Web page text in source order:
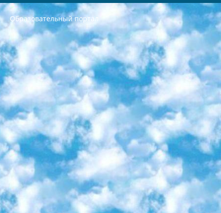
Образовательный портал
РЕСПУБЛИКА УЗБЕКИСТАН МИНИСТРЕРСТВО ДОШКОЛЬНОГО И ШКОЛЬНОГО ОБРАЗОВАНИЯ КОМАНДА в общеобразовательных учреждениях в 2023-2024 учебном году организация и проведение итоговой государственной аттестации обучающихся о Министра дошкольного и школьного образования Республики Узбекистан от 4 марта 2008 года (постановлением Минюста от 20 марта 2008 года № 1778 государственной регистрации) «Итоговое состояние учащихся общего среднего образования на основании положения об утверждении положения об аттестации общего среднего образования выпускной экзамен студентов в образовательных учреждениях в 2023-2024 учебном году В целях организации и прохождения аттестации приказываю: 1. Следующее: перечень предметов, по которым будет проводиться итоговая государственная аттестация и экзамен формы перевода согласно приложению 1; сертификаты международного образца, оценивающие уровень владения иностранными языками перечень согласно приложению 2; 2. Педагогический при специализированных образовательных учреждениях. научно-практический центр квалификации и международной оценки (Д.Давидова) 2024 г. До 25 марта: задания по предметам, по которым будет проводиться итоговая аттестация разработка и утверждение технических условий; итоговая аттестация на основании разработанного предметного задания разработка вопросов по предметам (устно и письменно), экзамен передача; общеобразовательные средние школы и специальные учебные заведения учащиеся выпускных классов школ и интернатов в агентской системе подготовка базы данных экзаменационных материалов и критериев оценки; перевод базы экзаменационных материалов на все языки обучения подать в Республиканский образовательный центр для изготовления; варианты экзаменов на основе разработанных контрольных материалов пусть будут поставлены задачи формирования. 3. Республиканский образовательный центр (Ш.Худайкулов) до 5 апреля 2024 года. до: база данных предоставленных экзаменационных материалов на все языки обучения перевод и экспертиза; для слепых, слабовидящих, глухих, слабослышащих и умственно отсталых детей учащиеся выпускных классов специализированных школ и школ-интернатов база данных экзаменационных материалов на всех преподаваемых языках подготовка критериев оценки; специализированные школы для умственно отсталых детей и технологии для учащихся выпускных классов школ-интернатов разработка соответствующих рекомендаций и критериев проведения ЕГЭ по естествознанию давать задания. 4. Педагогический при специализированных образовательных учреждениях. Научно-практический центр навыков и международной оценки (Д.Давидова), Республика образовательный центр (Худайкулов Ш.) итоговый государственный аттестационный экзамен ориентирован на творческое и логическое мышление при подготовке базы материалов учитывать введение заданий. 5. Следует отметить, что: сертификат государственного образца о знании общеобразовательного предмета и как минимум национальный уровень B1 по предметам на иностранных языках, указанным в Приложении 2. или международно признанный сертификат эквивалентного уровня студенты, изучающие определенный предмет, освобождаются от экзамена; по соответствующим предметам запланирована итоговая государственная аттестация за день до дня, путем жеребьевки Рабочей группой (в письменной форме по предметам, проводимым в форме) из числа сформированных вариантов выбрано 2 варианта; 2 выбранных варианта экзамена анонсированы на официальном сайте министерства и все выпускники по всей стране на основе этих вариантов проводит итоговую государственную аттестацию. 6. Государственное образование учащихся средних общеобразовательных учреждений. знания в соответствии с квалификационными требованиями, которые необходимо приобрести на основании стандартов итоговый (выпускной) контроль для 9 и 11 классов в целях тестирования Экзамены (далее – экзамены) состоят из предметов, перечисленных в приложении 1. будет сделано. 7. Экзамены пройдут с 26 мая по 15 июня 2024 г. (кроме науки физического воспитания). 8. Физическая для учащихся 9 классов общесредних образовательных учреждений. Экзамены по предмету «Образование, квалификация медицина» 1-6 мая 2024 года. сотрудники перевести под присмотр (с отклонениями в физическом или умственном развитии) специализированная школа для детей, школы-интернаты и со сколиозом школы-интернаты санаторного типа для больных детей исключены). 9. Он был слепым, слабовидящим и имел нарушения опорно-двигательного аппарата. экзамены в специализированных школах и интернатах для детей должны проводиться исходя из требований, предъявляемых к общеобразовательным учреждениям (физкультура кроме науки). 10. Специализированная школа для глухих и слабослышащих детей. и экзамены в интернатах и быть реализован в виде письменного теста по математике. 11. Специальность для умственно отсталых детей. Для 9 класса Родной язык и литературное письмо Государственный язык (язык обучения – узбекский). для неклассов) написано Математическое письмо Письменная/устная история Узбекистана Физическое воспитание практично Итоговый контроль Для 11 класса Написание родного языка и литературы (эссе) Математическое письмо Узбекский язык (обучение на узбекском языке) не посещающее общее среднее образование для учреждений)/Образовательное учреждение выбор письменный и устный Иностранный язык письменный/устный Письменная/устная история Узбекистана *По выбору студента:  Химия  Физика  Основы государственного права  География 10 бесплатных образовательных ресурсов - Мы составили подборку онлайн-проектов с интерактивными упражнениями, видеолекциями и статьями. Они помогут вам обрести новые и освежить старые знания бесплатно. 1. «ИНТУИТ» Старейшая образовательная площадка Рунета. Здесь вы найдёте сотни текстовых и видеокурсов на десятки различных тем — от программирования до психологии. Многие курсы подготовлены российскими университетами и крупными международными компаниями вроде Intel и Microsoft. Самостоятельное обучение бесплатное, но желающие могут оплатить услуги персональных наставников. 2. «Смартия» знакомит с актуальными профессиями и подсказывает, как им обучаться. Выбрав заинтересовавшую вас специальность — SMM-специалист, фотограф, веб-дизайнер или другую, — увидите список необходимых для неё умений. Чтобы вы могли освоить их самостоятельно, для каждого умения площадка отображает подборку ссылок на учебные материалы. Хотя «Смартия» ориентируется на русскоязычную аудиторию, часть контента всё же доступна только на английском. 3. «Лекторий Физтеха» Проект Московского физико-технического института (Физтеха). С его помощью вы можете смотреть онлайн серии лекций, записанные на видео в этом вузе. В числе доступных предметов — физика, биология, химия, информационные технологии и другие. К некоторым лекциям администрация ресурса прилагает готовые конспекты, которые можно скачивать в PDF-формате. 4. ITMOcourses Онлайн-площадка Санкт-Петербургского национального исследовательского университета информационных технологий, механики и оптики (ИТМО). Ресурс предоставляет свободный доступ к курсам, разработанным в этом вузе. Каталог материалов разбит на четыре категории: «Оптические системы и технологии», «Приборостроение и робототехника», «Информационные технологии» и «Биотехнологии». Курсы состоят из видеолекций, интерактивных демонстраций и заданий. 5. «КиберЛенинка» Электронная научная библиотека открытого доступа. Каталог площадки регулярно обрастает текстами статей из различных научных изданий. Сгруппированные по журналам и рубрикам публикации можно читать онлайн или скачивать целиком в PDF-формате. Проект нацелен на популяризацию науки за счёт открытого доступа к качественной информации. 6. «ПостНаука» На этом ресурсе публикуют подборки видеолекций, составленные экспертами из разных отраслей и объединённые общими темами. Среди них, к примеру, есть серии «Биоинформатика и геномика», «Культура средневековой Скандинавии» и Cinema Studies о теории кино. Каждая подборка лекций — логически связанная история, рассказанная экспертом от первого лица. Кроме того, на сайте появляются научно-образовательные статьи и тесты на разные темы. 7. «Newочём» Команда проекта «Newочём» отбирает самые интересные тексты из англоязычных СМИ и переводит те из них, за которые голосуют участники сообщества «ВКонтакте». По большей части это научно-популярные статьи. Редакторы придумывают лишь заголовки, в остальном содержание переводов соответствует оригиналам. Полные тексты можно читать прямо в социальной сети. 8. InternetUrok Онлайн-база материалов по основным дисциплинам школьной программы. Информация на сайте структурирована по классам, предметам и темам (урокам). Каждый урок состоит из видеолекций и конспектов. Есть также интерактивные тренажёры и тесты для закрепления пройденного материала. Даже если вы давно окончили школу, возможность повторить программу старших классов всегда может пригодиться. 9. Edutainme Ещё один ресурс об образовании. В отличие от Newtonew, как мне кажется, Edutainme больше ориентируется на представителей индустрии: педагогов, предпринимателей, разработчиков образовательных проектов. Но и любой, кто просто стремится к саморазвитию, найдёт на сайте много полезного и интересного для себя. Например, информацию о новых курсах и образовательных сервисах. 10. Newtonew Онлайн-медиа об образовании и обучении в широком смысле. Авторы Newtonew пишут об инструментах, заведениях, тактиках и стратегиях, которые помогают учить других и получать новые знания самостоятельно. На этой площадке вы найдёте новости, обзоры, аналитические мат